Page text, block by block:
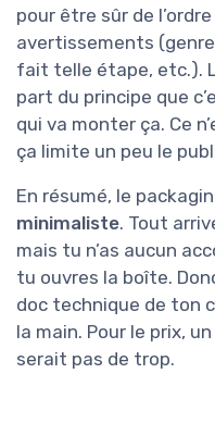
pour être sûr de
avertissements
fait telle étape, etc.).
part du principe que
qui va monter ça. Ce
ça limite un peu le
En résumé, le
minimaliste. Tout
mais tu n’as aucun
tu ouvres la boîte.
doc technique de ton
la main. Pour le prix,
serait pas de trop.